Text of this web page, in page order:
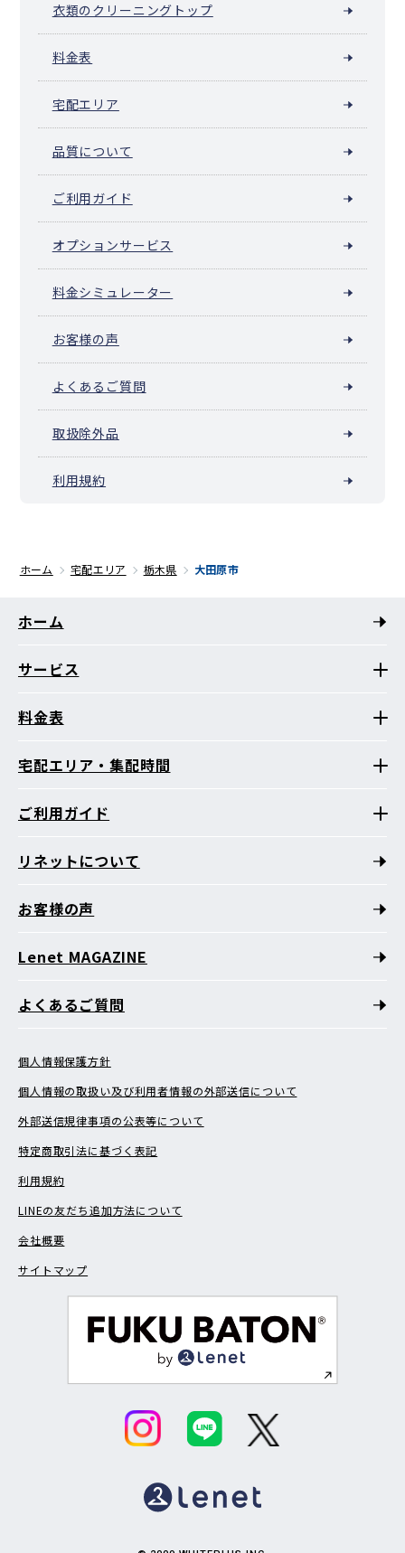
衣類のクリーニングトップ
料金表
宅配エリア
品質について
ご利用ガイド
オプションサービス
料金シミュレーター
お客様の声
よくあるご質問
取扱除外品
利用規約
ホーム 宅配エリア 栃木県 大田原市
ホーム
サービス
料金表
宅配エリア・集配時間
ご利用ガイド
リネットについて
お客様の声
Lenet MAGAZINE
よくあるご質問
個人情報保護方針
個人情報の取扱い及び利用者情報の外部送信について
外部送信規律事項の公表等について
特定商取引法に基づく表記
利用規約
LINEの友だち追加方法について
会社概要
サイトマップ